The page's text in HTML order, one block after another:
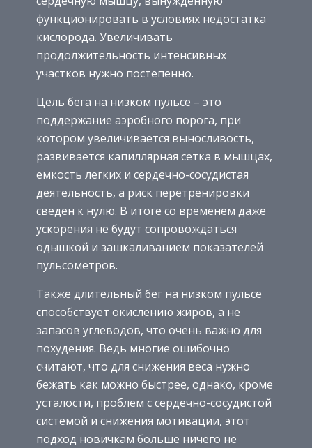
функционировать в условиях недостатка
кислорода. Увеличивать
продолжительность интенсивных
участков нужно постепенно.
Цель бега на низком пульсе – это
поддержание аэробного порога, при
котором увеличивается выносливость,
развивается капиллярная сетка в мышцах,
емкость легких и сердечно-сосудистая
деятельность, а риск перетренировки
сведен к нулю. В итоге со временем даже
ускорения не будут сопровождаться
одышкой и зашкаливанием показателей
пульсометров.
Также длительный бег на низком пульсе
способствует окислению жиров, а не
запасов углеводов, что очень важно для
похудения. Ведь многие ошибочно
считают, что для снижения веса нужно
бежать как можно быстрее, однако, кроме
усталости, проблем с сердечно-сосудистой
системой и снижения мотивации, этот
подход новичкам больше ничего не